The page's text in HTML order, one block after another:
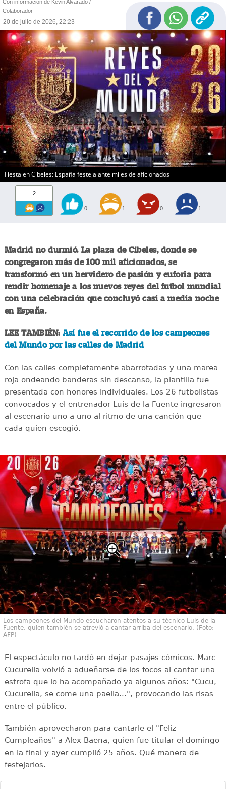
Con información de Kevin Alvarado /
Colaborador
20 de julio de 2026, 22:23
Fiesta en Cibeles: España festeja ante miles de aficionados
2
0 1 0 1
Madrid no durmió. La plaza de Cibeles, donde se
congregaron más de 100 mil aficionados, se
transformó en un hervidero de pasión y euforia para
rendir homenaje a los nuevos reyes del futbol mundial
con una celebración que concluyó casi a media noche
en España.
LEE TAMBIÉN: Así fue el recorrido de los campeones
del Mundo por las calles de Madrid
Con las calles completamente abarrotadas y una marea
roja ondeando banderas sin descanso, la plantilla fue
presentada con honores individuales. Los 26 futbolistas
convocados y el entrenador Luis de la Fuente ingresaron
al escenario uno a uno al ritmo de una canción que
cada quien escogió.
Los campeones del Mundo escucharon atentos a su técnico Luis de la
Fuente, quien también se atrevió a cantar arriba del escenario. (Foto:
AFP)
El espectáculo no tardó en dejar pasajes cómicos. Marc
Cucurella volvió a adueñarse de los focos al cantar una
estrofa que lo ha acompañado ya algunos años: "Cucu,
Cucurella, se come una paella...", provocando las risas
entre el público.
También aprovecharon para cantarle el "Feliz
Cumpleaños" a Alex Baena, quien fue titular el domingo
en la final y ayer cumplió 25 años. Qué manera de
festejarlos.